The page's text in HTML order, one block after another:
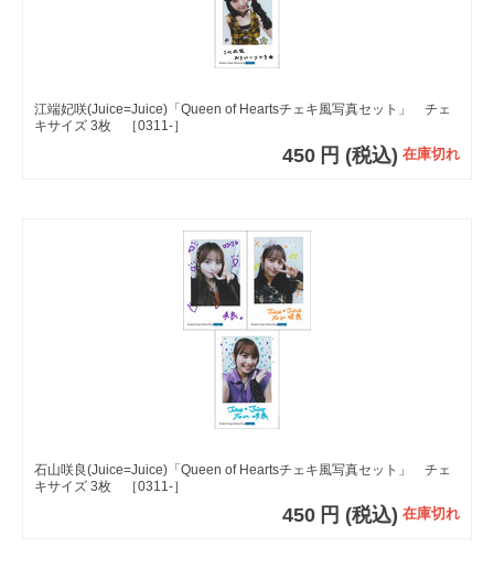
江端妃咲(Juice=Juice)「Queen of Heartsチェキ風写真セット」 チェ
キサイズ 3枚 ［0311-］
450 円 (税込) 在庫切れ
石山咲良(Juice=Juice)「Queen of Heartsチェキ風写真セット」 チェ
キサイズ 3枚 ［0311-］
450 円 (税込) 在庫切れ